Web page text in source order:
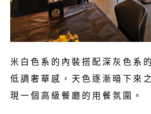
米白色系的內裝搭配深灰色系
低調奢華感，天色逐漸暗下來
現一個高級餐廳的用餐氛圍。